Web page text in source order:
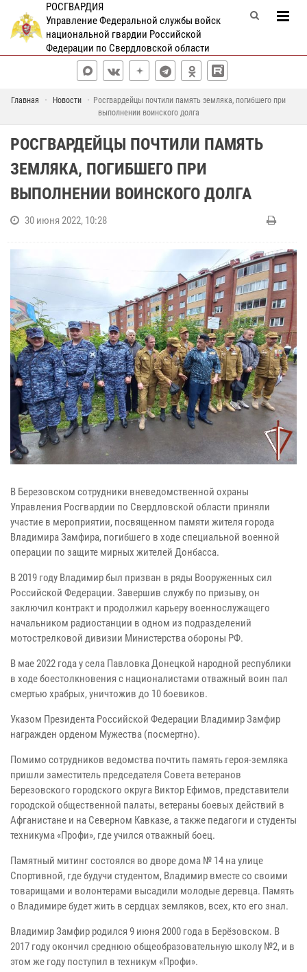
РОСГВАРДИЯ
Управление Федеральной службы войск
национальной гвардии Российской
Федерации по Свердловской области
Главная Новости
Росгвардейцы почтили память земляка, погибшего при
выполнении воинского долга
РОСГВАРДЕЙЦЫ ПОЧТИЛИ ПАМЯТЬ
ЗЕМЛЯКА, ПОГИБШЕГО ПРИ
ВЫПОЛНЕНИИ ВОИНСКОГО ДОЛГА
30 июня 2022, 10:28
В Березовском сотрудники вневедомственной охраны
Управления Росгвардии по Свердловской области приняли
участие в мероприятии, посвященном памяти жителя города
Владимира Замфира, погибшего в ходе специальной военной
операции по защите мирных жителей Донбасса.
В 2019 году Владимир был призван в ряды Вооруженных сил
Российской Федерации. Завершив службу по призыву, он
заключил контракт и продолжил карьеру военнослужащего
начальником радиостанции в одном из подразделений
мотострелковой дивизии Министерства обороны РФ.
В мае 2022 года у села Павловка Донецкой народной республики
в ходе боестолкновения с националистами отважный воин пал
смертью храбрых, уничтожив до 10 боевиков.
Указом Президента Российской Федерации Владимир Замфир
награжден орденом Мужества (посмертно).
Помимо сотрудников ведомства почтить память героя-земляка
пришли заместитель председателя Совета ветеранов
Березовского городского округа Виктор Ефимов, представители
городской общественной палаты, ветераны боевых действий в
Афганистане и на Северном Кавказе, а также педагоги и студенты
техникума «Профи», где учился отважный боец.
Памятный митинг состоялся во дворе дома № 14 на улице
Спортивной, где будучи студентом, Владимир вместе со своими
товарищами и волонтерами высадили молодые деревца. Память
о Владимире будет жить в сердцах земляков, всех, кто его знал.
Владимир Замфир родился 9 июня 2000 года в Берёзовском. В
2017 году окончил среднюю общеобразовательную школу №2, и в
этом же году поступил в техникум «Профи».